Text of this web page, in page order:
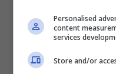
Personalised
content
services
Store and/or